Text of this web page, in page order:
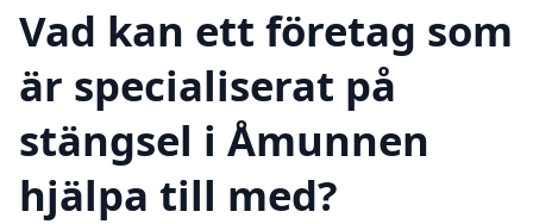
Vad kan ett företag som
är specialiserat på
stängsel i Åmunnen
hjälpa till med?